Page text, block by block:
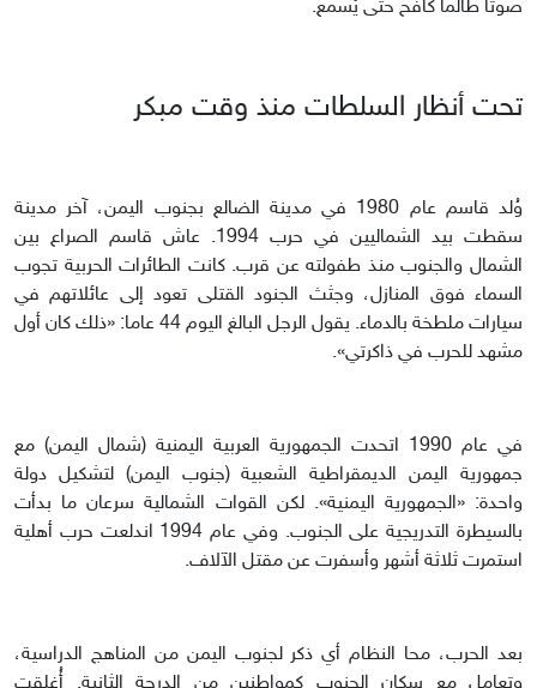
صوتًا طالما كافح حتى يُسمع.
تحت أنظار السلطات منذ وقت مبكر
وُلد قاسم عام 1980 في مدينة الضالع بجنوب اليمن، آخر مدينة
سقطت بيد الشماليين في حرب 1994. عاش قاسم الصراع بين
الشمال والجنوب منذ طفولته عن قرب. كانت الطائرات الحربية تجوب
السماء فوق المنازل، وجثث الجنود القتلى تعود إلى عائلاتهم في
سيارات ملطخة بالدماء. يقول الرجل البالغ اليوم 44 عاما: «ذلك كان أول
مشهد للحرب في ذاكرتي».
في عام 1990 اتحدت الجمهورية العربية اليمنية (شمال اليمن) مع
جمهورية اليمن الديمقراطية الشعبية (جنوب اليمن) لتشكيل دولة
واحدة: «الجمهورية اليمنية». لكن القوات الشمالية سرعان ما بدأت
بالسيطرة التدريجية على الجنوب. وفي عام 1994 اندلعت حرب أهلية
استمرت ثلاثة أشهر وأسفرت عن مقتل الآلاف.
بعد الحرب، محا النظام أي ذكر لجنوب اليمن من المناهج الدراسية،
وتعامل مع سكان الجنوب كمواطنين من الدرجة الثانية. أُغلقت